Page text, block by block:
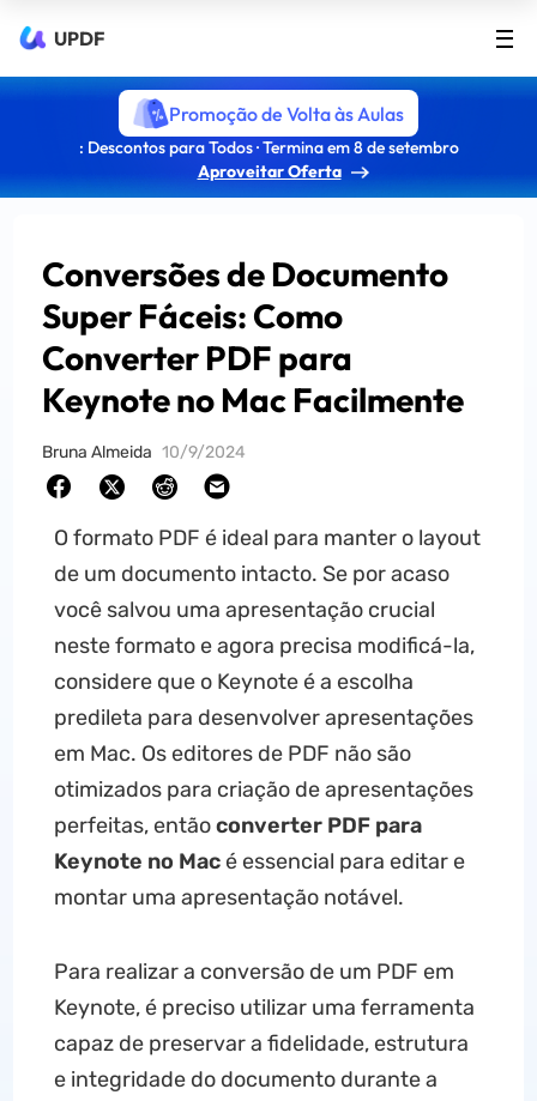
UPDF
Promoção de Volta às Aulas
: Descontos para Todos · Termina em 8 de setembro
Aproveitar Oferta
Conversões de Documento
Super Fáceis: Como
Converter PDF para
Keynote no Mac Facilmente
Bruna Almeida 10/9/2024
O formato PDF é ideal para manter o layout
de um documento intacto. Se por acaso
você salvou uma apresentação crucial
neste formato e agora precisa modificá-la,
considere que o Keynote é a escolha
predileta para desenvolver apresentações
em Mac. Os editores de PDF não são
otimizados para criação de apresentações
perfeitas, entãoconverter PDF para
Keynote no Macé essencial para editar e
montar uma apresentação notável.
Para realizar a conversão de um PDF em
Keynote, é preciso utilizar uma ferramenta
capaz de preservar a fidelidade, estrutura
e integridade do documento durante a